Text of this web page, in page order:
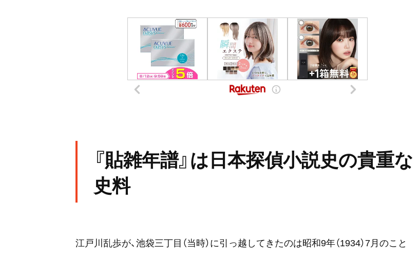
『貼雑年譜』は日本探偵小説史の貴重な
史料
江戸川乱歩が、池袋三丁目（当時）に引っ越してきたのは昭和9年（1934）7月のこと